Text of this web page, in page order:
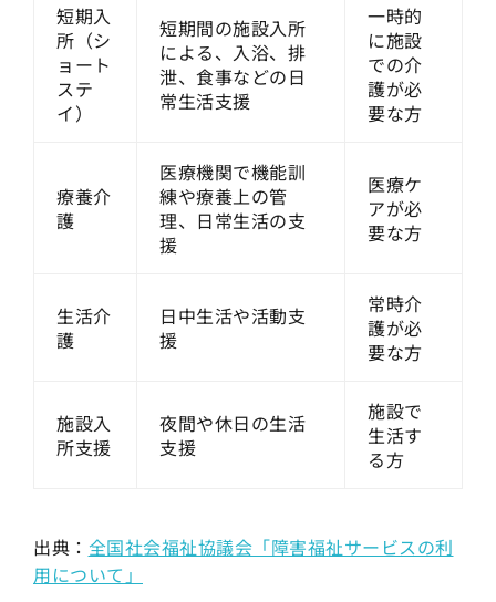
短期入
所（シ
ョート
ステ
イ）
短期間の施設入所
による、入浴、排
泄、食事などの日
常生活支援
一時的
に施設
での介
護が必
要な方
療養介
護
医療機関で機能訓
練や療養上の管
理、日常生活の支
援
医療ケ
アが必
要な方
生活介
護
日中生活や活動支
援
常時介
護が必
要な方
施設入
所支援
夜間や休日の生活
支援
施設で
生活す
る方
出典： 全国社会福祉協議会「障害福祉サービスの利
用について」